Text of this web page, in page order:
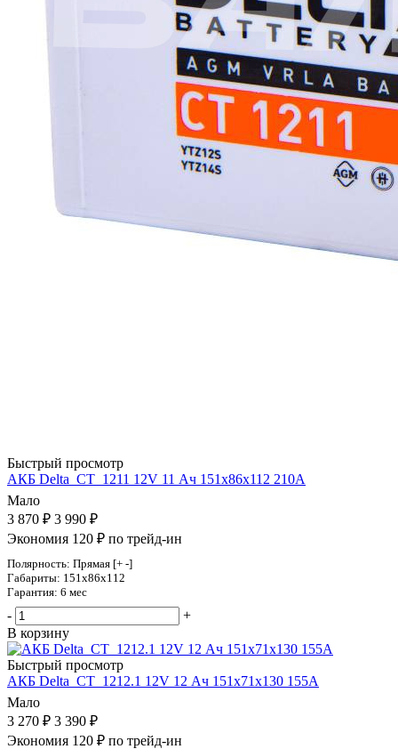
Быстрый просмотр
АКБ Delta_CT_1211 12V 11 Ач 151х86х112 210А
Мало
3 870 ₽ 3 990 ₽
Экономия 120 ₽ по трейд-ин
Полярность: Прямая [+ -]
Габариты: 151x86x112
Гарантия: 6 мес
-
+
В корзину
Быстрый просмотр
АКБ Delta_CT_1212.1 12V 12 Ач 151х71х130 155А
Мало
3 270 ₽ 3 390 ₽
Экономия 120 ₽ по трейд-ин